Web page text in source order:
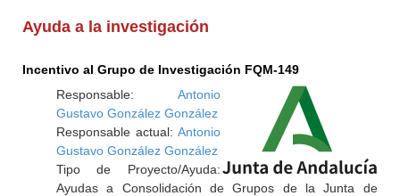
Ayuda a la investigación
Incentivo al Grupo de Investigación FQM-149
Responsable: Antonio
Gustavo González González
Responsable actual: Antonio
Gustavo González González
Tipo de Proyecto/Ayuda:
Ayudas a Consolidación de Grupos de la Junta de